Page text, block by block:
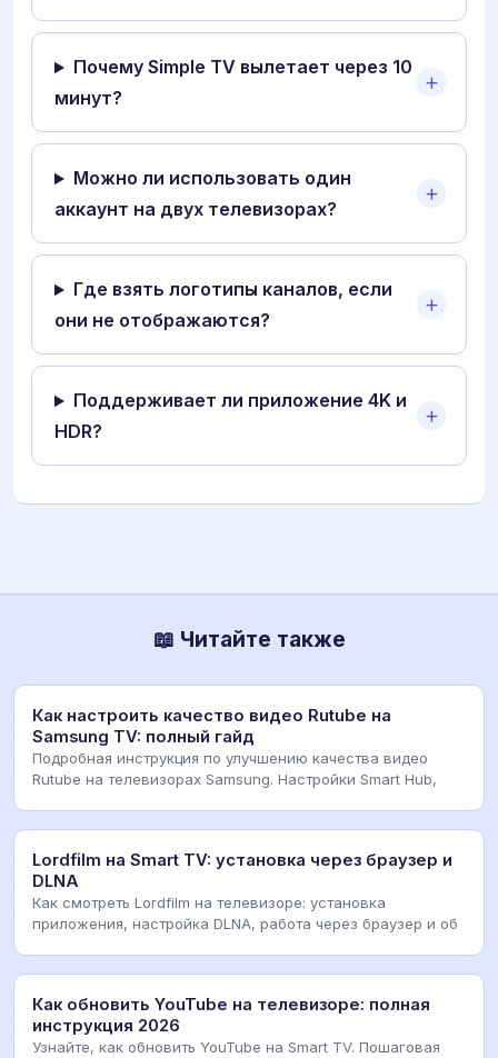
Почему Simple TV вылетает через 10
минут?
Можно ли использовать один
аккаунт на двух телевизорах?
Где взять логотипы каналов, если
они не отображаются?
Поддерживает ли приложение 4K и
HDR?
📖 Читайте также
Как настроить качество видео Rutube на
Samsung TV: полный гайд
Подробная инструкция по улучшению качества видео
Rutube на телевизорах Samsung. Настройки Smart Hub,
Lordfilm на Smart TV: установка через браузер и
DLNA
Как смотреть Lordfilm на телевизоре: установка
приложения, настройка DLNA, работа через браузер и об
Как обновить YouTube на телевизоре: полная
инструкция 2026
Узнайте, как обновить YouTube на Smart TV. Пошаговая